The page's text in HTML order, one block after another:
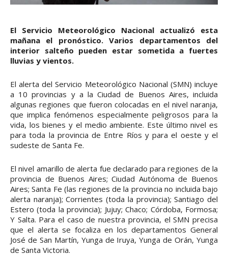
El Servicio Meteorológico Nacional actualizó esta
mañana el pronóstico. Varios departamentos del
interior salteño pueden estar sometida a fuertes
lluvias y vientos.
El alerta del Servicio Meteorológico Nacional (SMN) incluye
a 10 provincias y a la Ciudad de Buenos Aires, incluida
algunas regiones que fueron colocadas en el nivel naranja,
que implica fenómenos especialmente peligrosos para la
vida, los bienes y el medio ambiente. Este último nivel es
para toda la provincia de Entre Ríos y para el oeste y el
sudeste de Santa Fe.
El nivel amarillo de alerta fue declarado para regiones de la
provincia de Buenos Aires; Ciudad Autónoma de Buenos
Aires; Santa Fe (las regiones de la provincia no incluida bajo
alerta naranja); Corrientes (toda la provincia); Santiago del
Estero (toda la provincia); Jujuy; Chaco; Córdoba, Formosa;
Y Salta. Para el caso de nuestra provincia, el SMN precisa
que el alerta se focaliza en los departamentos General
José de San Martín, Yunga de Iruya, Yunga de Orán, Yunga
de Santa Victoria.